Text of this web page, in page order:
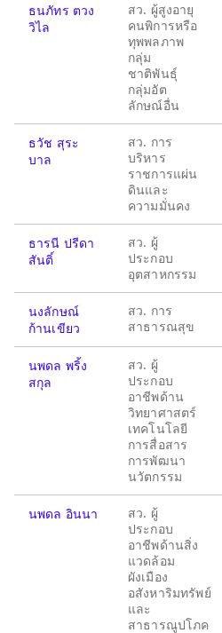
ธนภัทร ตวง
วิไล
สว. ผู้สูงอายุ
คนพิการหรือ
ทุพพลภาพ
กลุ่ม
ชาติพันธุ์
กลุ่มอัต
ลักษณ์อื่น
ธวัช สุระ
บาล
สว. การ
บริหาร
ราชการแผ่น
ดินและ
ความมั่นคง
ธารนี ปรีดา
สันติ์
สว. ผู้
ประกอบ
อุตสาหกรรม
นงลักษณ์
ก้านเขียว
สว. การ
สาธารณสุข
นพดล พริ้ง
สกุล
สว. ผู้
ประกอบ
อาชีพด้าน
วิทยาศาสตร์
เทคโนโลยี
การสื่อสาร
การพัฒนา
นวัตกรรม
นพดล อินนา
สว. ผู้
ประกอบ
อาชีพด้านสิ่ง
แวดล้อม
ผังเมือง
อสังหาริมทรัพย์
และ
สาธารณูปโภค